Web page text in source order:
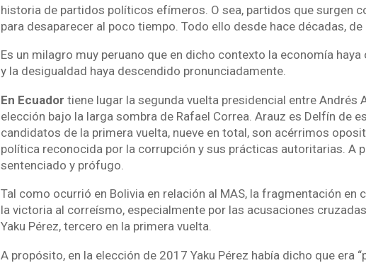
historia de partidos políticos efímeros. O sea, partidos que surgen
para desaparecer al poco tiempo. Todo ello desde hace décadas, de
Es un milagro muy peruano que en dicho contexto la economía
y la desigualdad haya descendido pronunciadamente.
En Ecuador tiene lugar la segunda vuelta presidencial entre Andrés
elección bajo la larga sombra de Rafael Correa. Arauz es Delfín de
candidatos de la primera vuelta, nueve en total, son acérrimos
política reconocida por la corrupción y sus prácticas autoritarias. A
sentenciado y prófugo.
Tal como ocurrió en Bolivia en relación al MAS, la fragmentación en
la victoria al correísmo, especialmente por las acusaciones
Yaku Pérez, tercero en la primera vuelta.
A propósito, en la elección de 2017 Yaku Pérez había dicho que era